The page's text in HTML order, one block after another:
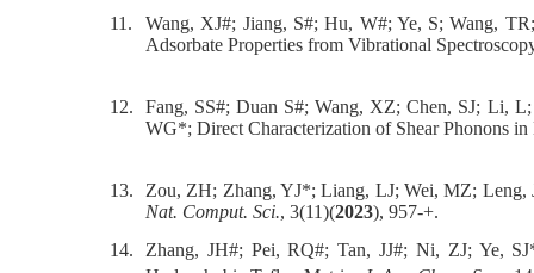
11.
Wang, XJ#; Jiang, S#; Hu, W#; Ye, S; Wang,
Adsorbate Properties from Vibrational
12.
Fang, SS#; Duan S#; Wang, XZ; Chen, SJ; Li,
WG*; Direct Characterization of Shear Phonons
13.
Zou, ZH; Zhang, YJ*; Liang, LJ; Wei, MZ; Leng,
Nat. Comput. Sci., 3(11)(2023), 957-+.
14.
Zhang, JH#; Pei, RQ#; Tan, JJ#; Ni, ZJ; Ye,